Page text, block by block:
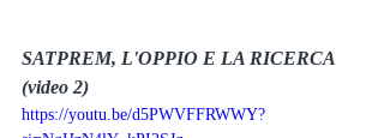
SATPREM, L'OPPIO E LA RICERCA
(video 2)
https://youtu.be/d5PWVFFRWWY?